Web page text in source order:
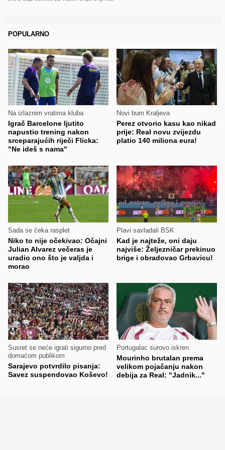
POPULARNO
Na izlaznim vratima kluba
Igrač Barcelone ljutito
napustio trening nakon
srceparajućih riječi Flicka:
"Ne ideš s nama"
Novi bum Kraljeva
Perez otvorio kasu kao nikad
prije: Real novu zvijezdu
platio 140 miliona eura!
Sada se čeka rasplet
Niko to nije očekivao: Očajni
Julian Alvarez večeras je
uradio ono što je valjda i
morao
Plavi savladali BSK
Kad je najteže, oni daju
najviše: Željezničar prekinuo
brige i obradovao Grbavicu!
Susret se neće igrati sigurno pred
domaćom publikom
Sarajevo potvrdilo pisanja:
Savez suspendovao Koševo!
Portugalac surovo iskren
Mourinho brutalan prema
velikom pojačanju nakon
debija za Real: "Jadnik..."